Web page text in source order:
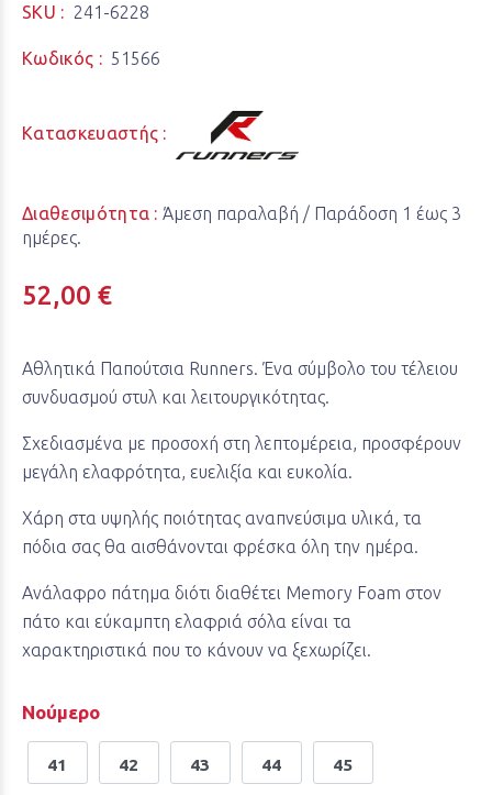
SKU : 241-6228
Κωδικός : 51566
Κατασκευαστής :
Διαθεσιμότητα :Άμεση παραλαβή / Παράδoση 1 έως 3
ημέρες.
52,00 €
Αθλητικά Παπούτσια Runners. Ένα σύμβολο του τέλειου
συνδυασμού στυλ και λειτουργικότητας.
Σχεδιασμένα με προσοχή στη λεπτομέρεια, προσφέρουν
μεγάλη ελαφρότητα, ευελιξία και ευκολία.
Χάρη στα υψηλής ποιότητας αναπνεύσιμα υλικά, τα
πόδια σας θα αισθάνονται φρέσκα όλη την ημέρα.
Ανάλαφρο πάτημα διότι διαθέτει Memory Foam στον
πάτο και εύκαμπτη ελαφριά σόλα είναι τα
χαρακτηριστικά που το κάνουν να ξεχωρίζει.
Νούμερο
41 42 43 44 45